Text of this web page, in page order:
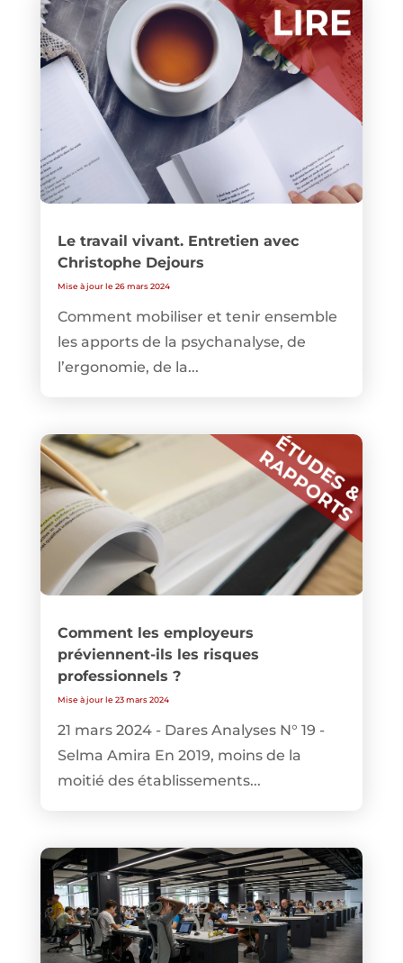
Le travail vivant. Entretien avec
Christophe Dejours
Mise à jour le 26 mars 2024
Comment mobiliser et tenir ensemble
les apports de la psychanalyse, de
l’ergonomie, de la...
Comment les employeurs
préviennent-ils les risques
professionnels ?
Mise à jour le 23 mars 2024
21 mars 2024 - Dares Analyses N° 19 -
Selma Amira En 2019, moins de la
moitié des établissements...